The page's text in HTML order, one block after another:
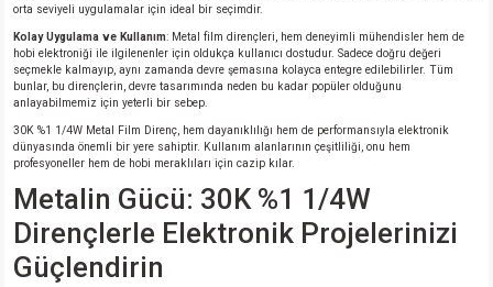
orta seviyeli uygulamalar için ideal bir seçimdir.
Kolay Uygulama ve Kullanım: Metal film dirençleri, hem deneyimli mühendisler hem de
hobi elektroniği ile ilgilenenler için oldukça kullanıcı dostudur. Sadece doğru değeri
seçmekle kalmayıp, aynı zamanda devre şemasına kolayca entegre edilebilirler. Tüm
bunlar, bu dirençlerin, devre tasarımında neden bu kadar popüler olduğunu
anlayabilmemiz için yeterli bir sebep.
30K %1 1/4W Metal Film Direnç, hem dayanıklılığı hem de performansıyla elektronik
dünyasında önemli bir yere sahiptir. Kullanım alanlarının çeşitliliği, onu hem
profesyoneller hem de hobi meraklıları için cazip kılar.
Metalin Gücü: 30K %1 1/4W
Dirençlerle Elektronik Projelerinizi
Güçlendirin